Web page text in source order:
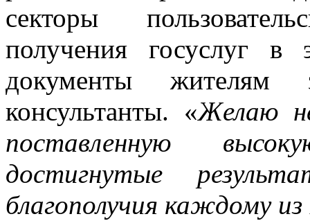
секторы
получения госуслуг в
документы жителям
консультанты. «Желаю
поставленную
достигнутые
благополучия каждому